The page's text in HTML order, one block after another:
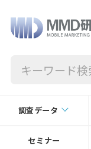
調査データ
セミナー